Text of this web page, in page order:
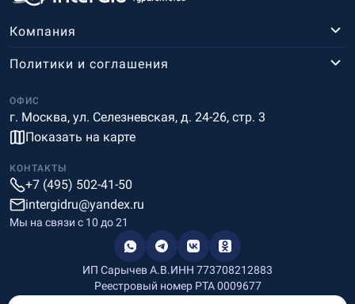
Компания
ОФИС
г. Москва, ул. Селезневская, д. 24-26, стр. 3
Показать на карте
Политики и соглашения
КОНТАКТЫ
+7 (495) 502-41-50
intergidru@yandex.ru
Мы на связи c 10 до 21
ИП Сарычев А.В.ИНН 773708212883
Реестровый номер РТА 0009677